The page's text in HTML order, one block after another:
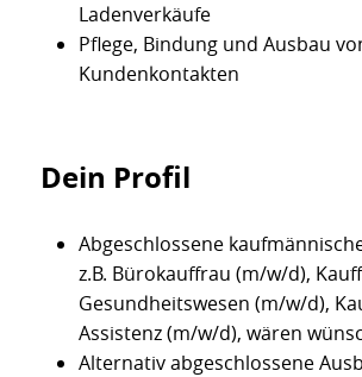
Ladenverkäufe
Pflege, Bindung und Ausbau
Kundenkontakten
Dein Profil
Abgeschlossene
z.B. Bürokauffrau (m/w/d),
Gesundheitswesen (m/w/d),
Assistenz (m/w/d), wären
Alternativ abgeschlossene